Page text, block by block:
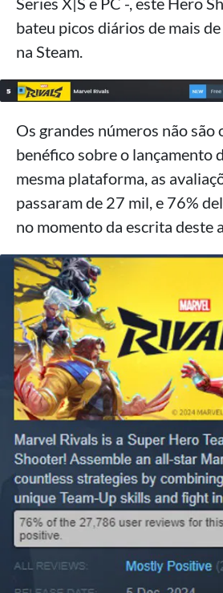
bateu picos diários de mais
na Steam.
Os grandes números não são
benéfico sobre o lançamento
mesma plataforma, as
passaram de 27 mil, e 76%
no momento da escrita deste